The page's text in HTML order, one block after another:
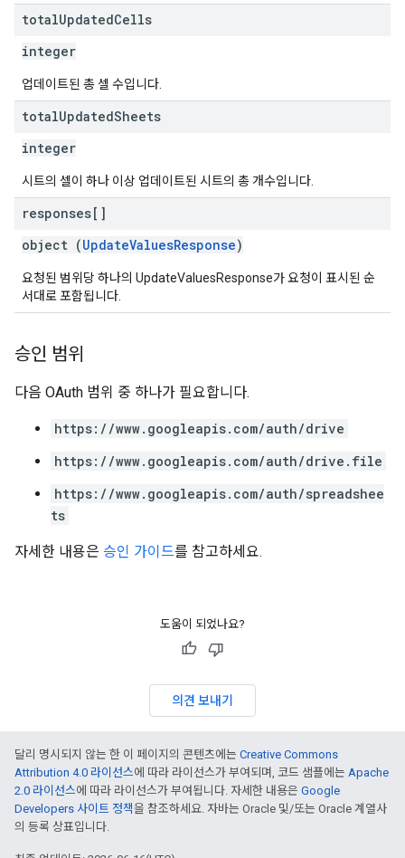
totalUpdatedCells
integer
업데이트된 총 셀 수입니다.
totalUpdatedSheets
integer
시트의 셀이 하나 이상 업데이트된 시트의 총 개수입니다.
responses[]
object (UpdateValuesResponse)
요청된 범위당 하나의 UpdateValuesResponse가 요청이 표시된 순
서대로 포함됩니다.
승인 범위
다음 OAuth 범위 중 하나가 필요합니다.
https://www.googleapis.com/auth/drive
https://www.googleapis.com/auth/drive.file
https://www.googleapis.com/auth/spreadshee
ts
자세한 내용은 승인 가이드를 참고하세요.
도움이 되었나요?
의견 보내기
달리 명시되지 않는 한 이 페이지의 콘텐츠에는 Creative Commons
Attribution 4.0 라이선스에 따라 라이선스가 부여되며, 코드 샘플에는 Apache
2.0 라이선스에 따라 라이선스가 부여됩니다. 자세한 내용은 Google
Developers 사이트 정책을 참조하세요. 자바는 Oracle 및/또는 Oracle 계열사
의 등록 상표입니다.